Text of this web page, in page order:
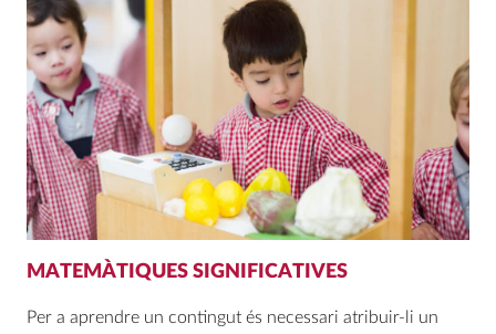
MATEMÀTIQUES SIGNIFICATIVES
Per a aprendre un contingut és necessari atribuir-li un